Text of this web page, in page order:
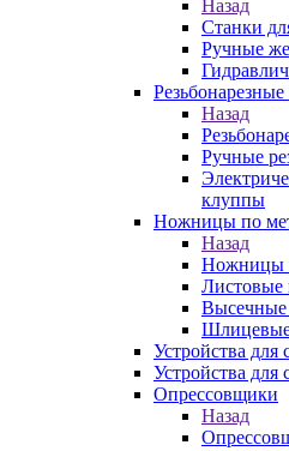
Назад
Станки
Ручные
Назад
Ручные
клуппы
Ножницы по
Назад
Ножницы
Листовые
Устройства для
Устройства для
Опрессовщики
Назад